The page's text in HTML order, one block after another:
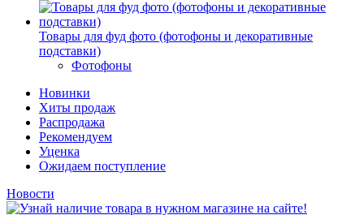
Товары для фуд фото (фотофоны и декоративные
подставки)
Фотофоны
Новинки
Хиты продаж
Распродажа
Рекомендуем
Уценка
Ожидаем поступление
Новости